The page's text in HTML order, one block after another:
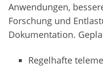
Anwendungen,
Forschung und
Dokumentation.
Regelhafte